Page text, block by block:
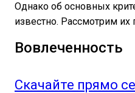
Однако об основных
известно. Рассмотрим их
Вовлеченность
Скачайте прямо